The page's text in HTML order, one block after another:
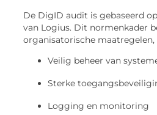
De DigID audit is gebaseerd
van Logius. Dit normenkader
organisatorische maatregelen,
Veilig beheer van
Sterke
Logging en monitoring